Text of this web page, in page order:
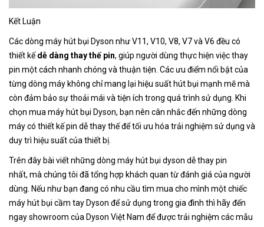
Kết Luận
Các dòng máy hút bụi Dyson như V11, V10, V8, V7 và V6 đều có
thiết kếdễ dàng thay thế pin, giúp người dùng thực hiện việc thay
pin một cách nhanh chóng và thuận tiện. Các ưu điểm nổi bật của
từng dòng máy không chỉ mang lại hiệu suất hút bụi mạnh mẽ mà
còn đảm bảo sự thoải mái và tiện ích trong quá trình sử dụng. Khi
chọn mua máy hút bụi Dyson, bạn nên cân nhắc đến những dòng
máy có thiết kế pin dễ thay thế để tối ưu hóa trải nghiệm sử dụng và
duy trì hiệu suất của thiết bị.
Trên đây bài viết những dòng máy hút bụi dyson dễ thay pin
nhất, mà chúng tôi đã tổng hợp khách quan từ đánh giá của người
dùng. Nếu như bạn đang có nhu cầu tìm mua cho mình một chiếc
máy hút bụi cầm tay Dyson để sử dụng trong gia đình thì hãy đến
ngay showroom của Dyson Việt Nam để được trải nghiệm các mẫu